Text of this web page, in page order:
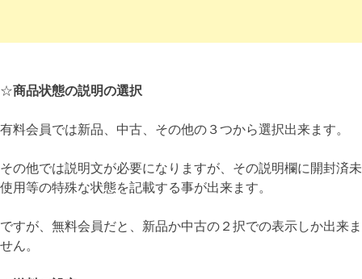
☆商品状態の説明の選択
有料会員では新品、中古、その他の３つから選択出来ます。
その他では説明文が必要になりますが、その説明欄に開封済未
使用等の特殊な状態を記載する事が出来ます。
ですが、無料会員だと、新品か中古の２択での表示しか出来ま
せん。